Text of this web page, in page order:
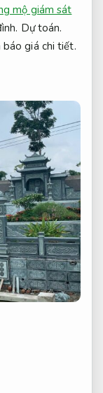
mộ giám sát
Dự toán.
báo giá chi tiết.